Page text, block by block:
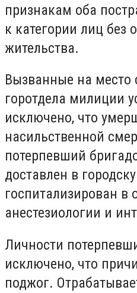
признакам оба
к категории лиц без
жительства.
Вызванные на место
горотдела милиции
исключено, что
насильственной
потерпевший
доставлен в
госпитализирован в
анестезиологии и
Личности
исключено, что
поджог.